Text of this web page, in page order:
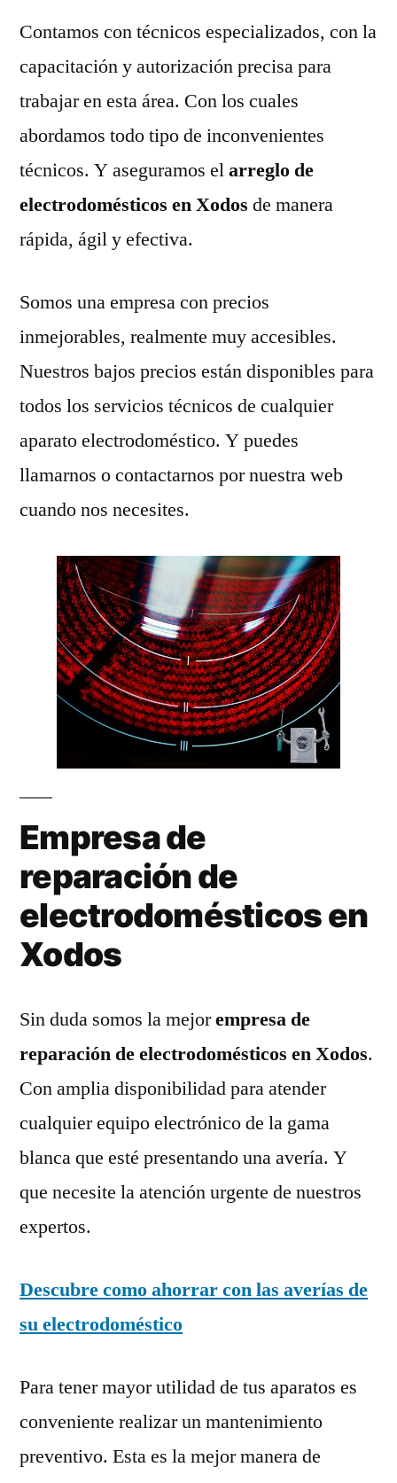
Contamos con técnicos especializados, con la
capacitación y autorización precisa para
trabajar en esta área. Con los cuales
abordamos todo tipo de inconvenientes
técnicos. Y aseguramos elarreglo de
electrodomésticos en Xodos de manera
rápida, ágil y efectiva.
Somos una empresa con precios
inmejorables, realmente muy accesibles.
Nuestros bajos precios están disponibles para
todos los servicios técnicos de cualquier
aparato electrodoméstico. Y puedes
llamarnos o contactarnos por nuestra web
cuando nos necesites.
Empresa de
reparación de
electrodomésticos en
Xodos
Sin duda somos la mejorempresa de
reparación de electrodomésticos en Xodos.
Con amplia disponibilidad para atender
cualquier equipo electrónico de la gama
blanca que esté presentando una avería. Y
que necesite la atención urgente de nuestros
expertos.
Descubre como ahorrar con las averías de
su electrodoméstico
Para tener mayor utilidad de tus aparatos es
conveniente realizar un mantenimiento
preventivo. Esta es la mejor manera de